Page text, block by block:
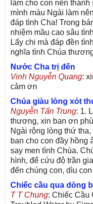
làm cho con nên
mình máu Ngài làm
đáp tình Cha! Trong
nhiệm mầu cao sâu
Lấy chi mà đáp đền
nghĩa tình Chúa
Nước Cha trị đến
Vinh Nguyễn Quang:
cảm ơn
Chúa giàu lòng xót
Nguyễn Tấn Trung: 1.
thương, xin ban ơn
Ngài rộng lòng thứ
ban cho con đầy hồng
say men tình Chúa.
hình, để cứu độ trần
đến chúng con, dìu
Chiếc cầu qua dòng
T T Chung: Chiếc Cầu